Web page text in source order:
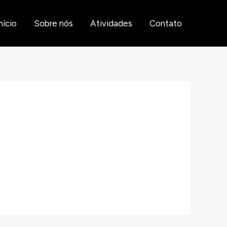
Sobre nós Atividades Contato